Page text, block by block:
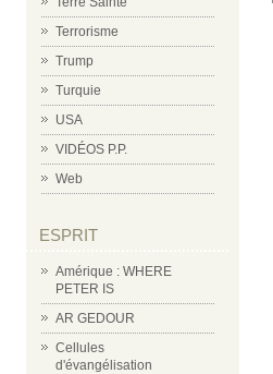
Terrorisme
Trump
Turquie
USA
VIDÉOS P.P.
Web
ESPRIT
Amérique : WHERE
PETER IS
AR GEDOUR
Cellules
d'évangélisation